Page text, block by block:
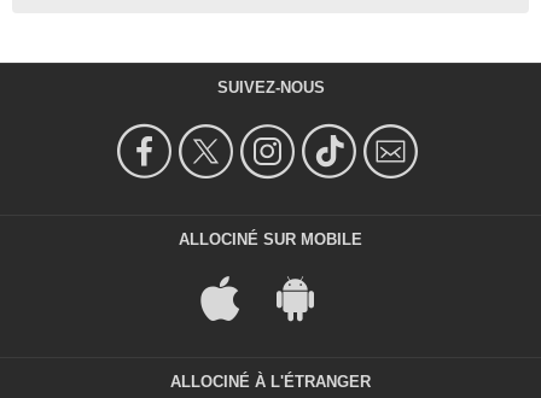
SUIVEZ-NOUS
ALLOCINÉ SUR MOBILE
ALLOCINÉ À L'ÉTRANGER